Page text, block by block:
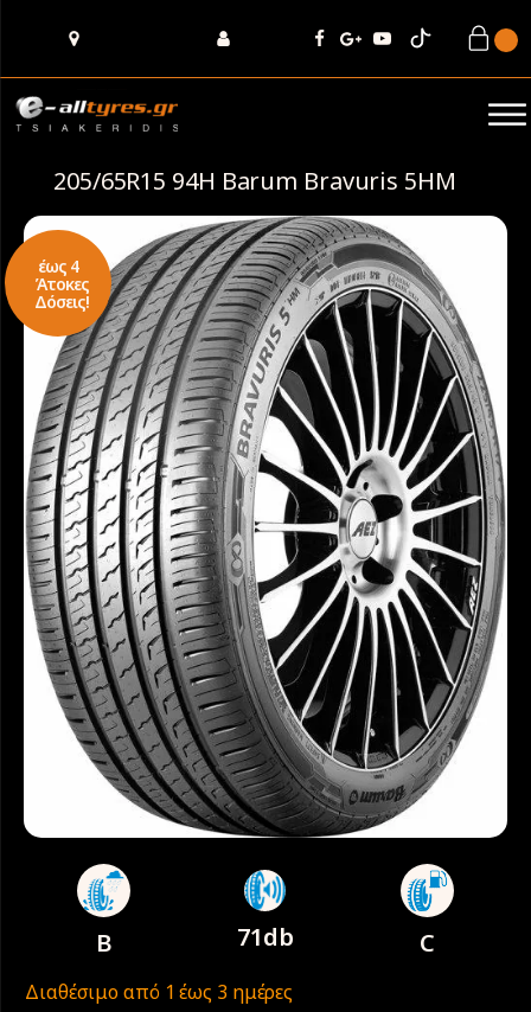
205/65R15 94H Barum Bravuris 5HM
έως 4
Άτοκες
Δόσεις!
B 71db C
Διαθέσιμο από 1 έως 3 ημέρες